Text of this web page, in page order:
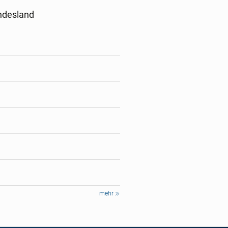
mehr